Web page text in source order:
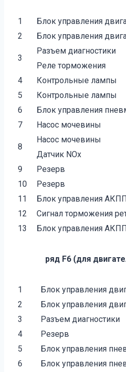
1
Блок управления
2
Блок управления
3
Разъем диагностики
Реле торможения
4
Контрольные лампы
5
Контрольные лампы
6
Блок управления
7
Насос мочевины
8
Насос мочевины
Датчик NOх
9
Резерв
10
Резерв
11
Блок управления АКПП
12
Сигнал торможения
13
Блок управления АКПП
ряд F6 (для
1
Блок управления
2
Блок управления
3
Разъем диагностики
4
Резерв
5
Блок управления
6
Блок управления